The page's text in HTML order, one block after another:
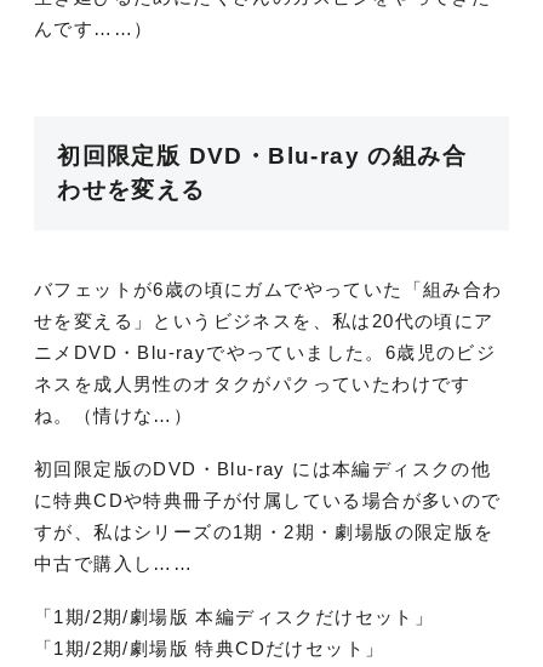
んです……）
初回限定版 DVD・Blu-ray の組み合
わせを変える
バフェットが6歳の頃にガムでやっていた「組み合わ
せを変える」というビジネスを、私は20代の頃にア
ニメDVD・Blu-rayでやっていました。6歳児のビジ
ネスを成人男性のオタクがパクっていたわけです
ね。（情けな…）
初回限定版のDVD・Blu-ray には本編ディスクの他
に特典CDや特典冊子が付属している場合が多いので
すが、私はシリーズの1期・2期・劇場版の限定版を
中古で購入し……
「1期/2期/劇場版 本編ディスクだけセット」
「1期/2期/劇場版 特典CDだけセット」